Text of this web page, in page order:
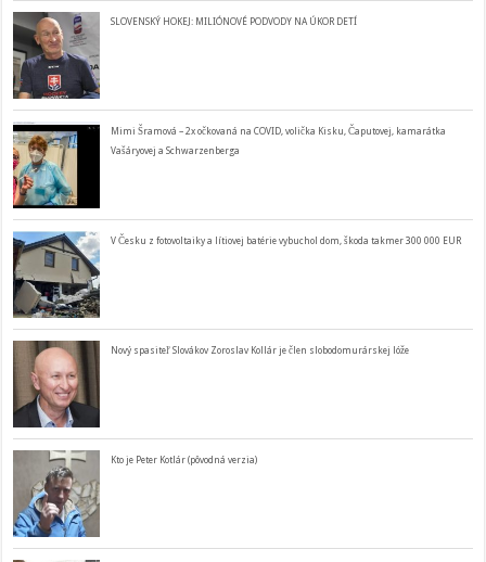
SLOVENSKÝ HOKEJ: MILIÓNOVÉ PODVODY NA ÚKOR DETÍ
Mimi Šramová – 2x očkovaná na COVID, volička Kisku, Čaputovej, kamarátka
Vašáryovej a Schwarzenberga
V Česku z fotovoltaiky a lítiovej batérie vybuchol dom, škoda takmer 300 000 EUR
Nový spasiteľ Slovákov Zoroslav Kollár je člen slobodomurárskej lóže
Kto je Peter Kotlár (pôvodná verzia)